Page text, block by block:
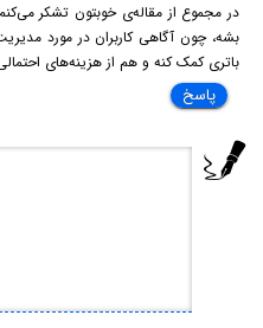
در مجموع از مقاله‌ی خوبتون تشکر
بشه، چون آگاهی کاربران در مورد
باتری کمک کنه و هم از هزینه‌های
پاسخ